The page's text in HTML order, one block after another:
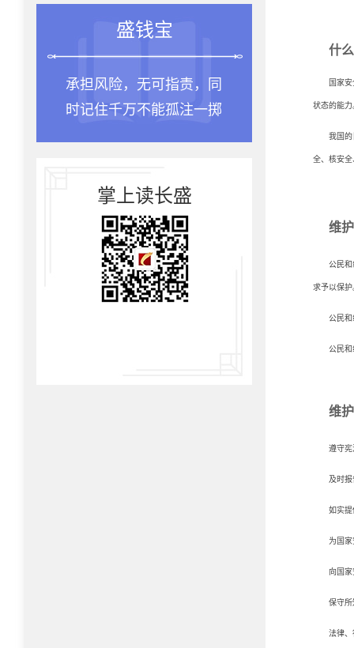
盛钱宝
承担风险，无可指责，同
时记住千万不能孤注一掷
种一棵
是十年
掌上读长盛
什
国家
状态的能力
我国
全、核安
维
公民
求予以保
公民和
公民和
维
遵守宪
及时
如实提
为国家
向国
保守所
法律、